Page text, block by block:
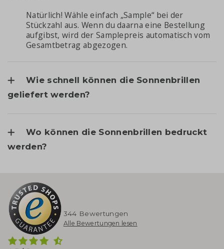
Natürlich! Wähle einfach „Sample“ bei der
Stückzahl aus. Wenn du daarna eine Bestellung
aufgibst, wird der Samplepreis automatisch vom
Gesamtbetrag abgezogen.
Wie schnell können die Sonnenbrillen
geliefert werden?
Wo können die Sonnenbrillen bedruckt
werden?
344 Bewertungen
Alle Bewertungen lesen